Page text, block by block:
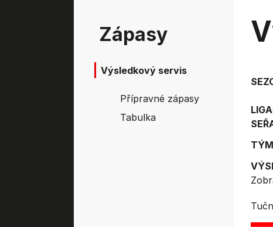
Zápasy
Výsledkový servis
Přípravné zápasy
Tabulka